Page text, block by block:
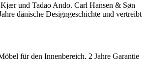
und Tadao Ando. Carl Hansen & Søn
dänische Designgeschichte und vertreibt
für den Innenbereich. 2 Jahre Garantie